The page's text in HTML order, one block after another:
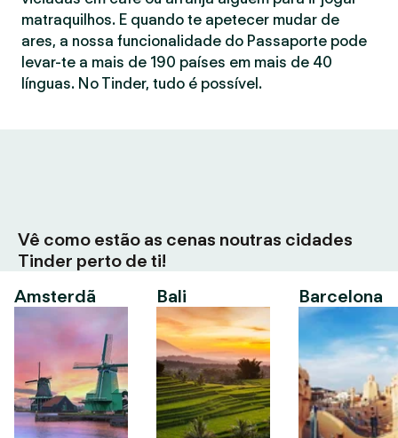
matraquilhos. E quando te apetecer mudar de
ares, a nossa funcionalidade do Passaporte pode
levar-te a mais de 190 países em mais de 40
línguas. No Tinder, tudo é possível.
Vê como estão as cenas noutras cidades
Tinder perto de ti!
Amsterdã
Bali Barcelona